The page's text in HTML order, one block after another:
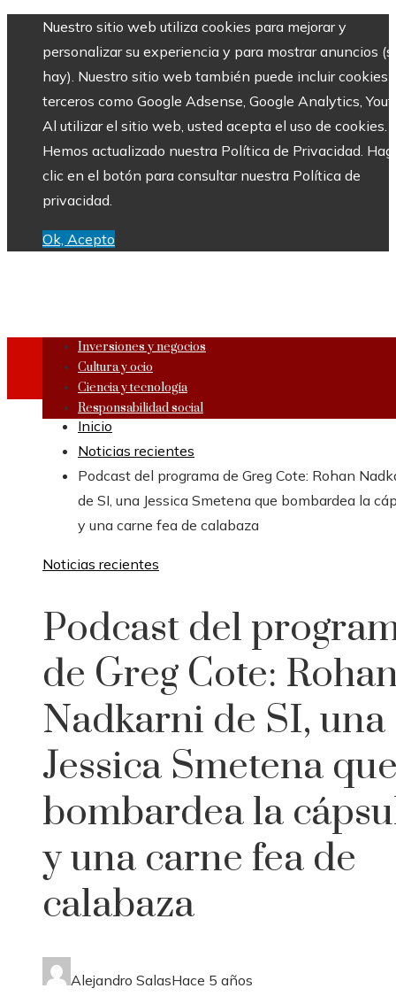
Nuestro sitio web utiliza cookies para mejorar y
personalizar su experiencia y para mostrar anuncios
hay). Nuestro sitio web también puede incluir cookies
terceros como Google Adsense, Google Analytics,
Al utilizar el sitio web, usted acepta el uso de cookies.
Hemos actualizado nuestra Política de Privacidad.
clic en el botón para consultar nuestra Política de
privacidad.
Ok, Acepto
Inversiones y negocios
Cultura y ocio
Ciencia y tecnología
Responsabilidad social
Inicio
Noticias recientes
Podcast del programa de Greg Cote: Rohan
de SI, una Jessica Smetena que bombardea la
y una carne fea de calabaza
Noticias recientes
Podcast del
de Greg Cote:
Nadkarni de SI, una
Jessica Smetena
bombardea la
y una carne fea de
calabaza
Alejandro SalasHace 5 años